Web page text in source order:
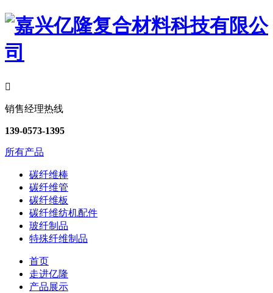

销售经理热线
139-0573-1395
所有产品
碳纤维棒
碳纤维管
碳纤维板
碳纤维纺机配件
玻纤制品
特殊纤维制品
首页
走进亿隆
产品展示